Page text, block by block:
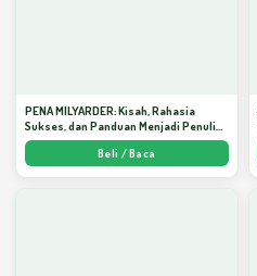
PENA MILYARDER: Kisah, Rahasia
Sukses, dan Panduan Menjadi Penulis 1
Milyar di KBM App dari Nol - Arda Dinata
Beli / Baca